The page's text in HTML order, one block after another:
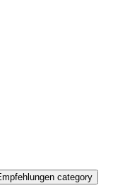
category